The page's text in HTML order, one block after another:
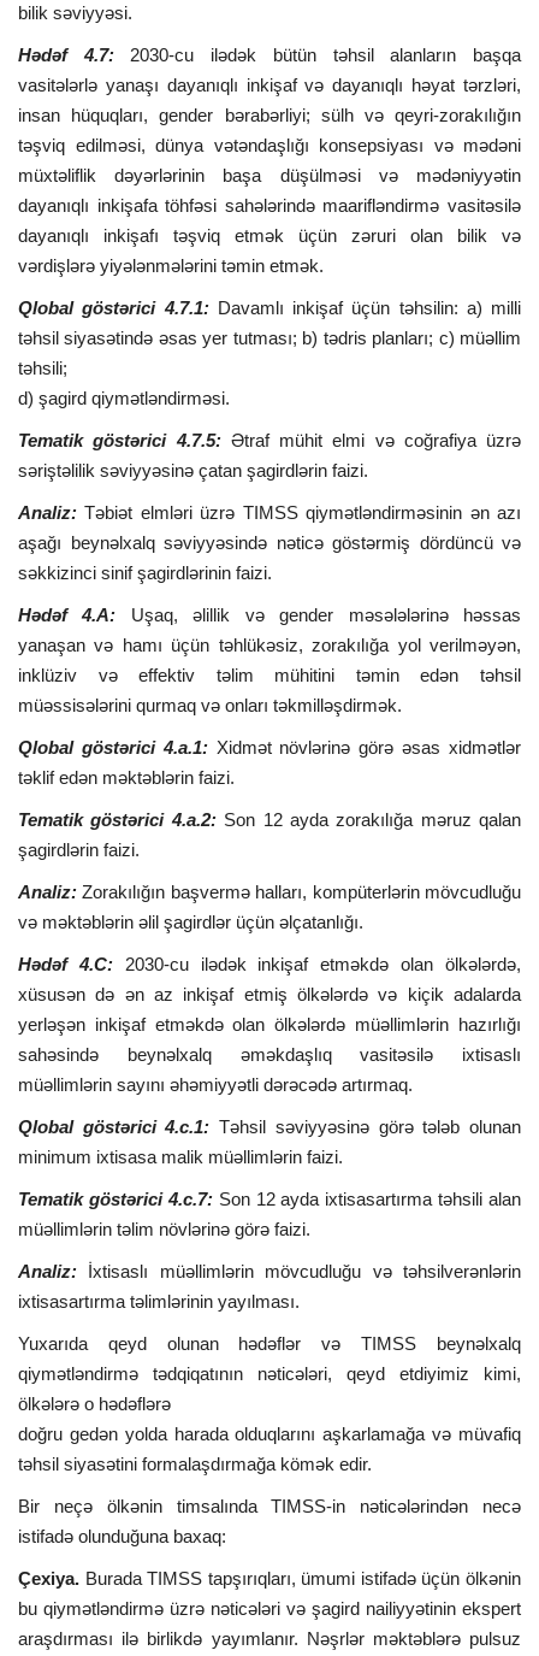
bilik səviyyəsi.
Hədəf 4.7:2030-cu ilədək bütün təhsil alanların başqa
vasitələrlə yanaşı dayanıqlı inkişaf və dayanıqlı həyat tərzləri,
insan hüquqları, gender bərabərliyi; sülh və qeyri-zorakılığın
təşviq edilməsi, dünya vətəndaşlığı konsepsiyası və mədəni
müxtəliflik dəyərlərinin başa düşülməsi və mədəniyyətin
dayanıqlı inkişafa töhfəsi sahələrində maarifləndirmə vasitəsilə
dayanıqlı inkişafı təşviq etmək üçün zəruri olan bilik və
vərdişlərə yiyələnmələrini təmin etmək.
Qlobal göstərici 4.7.1:Davamlı inkişaf üçün təhsilin: a) milli
təhsil siyasətində əsas yer tutması; b) tədris planları; c) müəllim
təhsili;
d) şagird qiymətləndirməsi.
Tematik göstərici 4.7.5:Ətraf mühit elmi və coğrafiya üzrə
səriştəlilik səviyyəsinə çatan şagirdlərin faizi.
Analiz: Təbiət elmləri üzrə TIMSS qiymətləndirməsinin ən azı
aşağı beynəlxalq səviyyəsində nəticə göstərmiş dördüncü və
səkkizinci sinif şagirdlərinin faizi.
Hədəf 4.A: Uşaq, əlillik və gender məsələlərinə həssas
yanaşan və hamı üçün təhlükəsiz, zorakılığa yol verilməyən,
inklüziv və effektiv təlim mühitini təmin edən təhsil
müəssisələrini qurmaq və onları təkmilləşdirmək.
Qlobal göstərici 4.a.1:Xidmət növlərinə görə əsas xidmətlər
təklif edən məktəblərin faizi.
Tematik göstərici 4.a.2:Son 12 ayda zorakılığa məruz qalan
şagirdlərin faizi.
Analiz: Zorakılığın başvermə halları, kompüterlərin mövcudluğu
və məktəblərin əlil şagirdlər üçün əlçatanlığı.
Hədəf 4.C:2030-cu ilədək inkişaf etməkdə olan ölkələrdə,
xüsusən də ən az inkişaf etmiş ölkələrdə və kiçik adalarda
yerləşən inkişaf etməkdə olan ölkələrdə müəllimlərin hazırlığı
sahəsində beynəlxalq əməkdaşlıq vasitəsilə ixtisaslı
müəllimlərin sayını əhəmiyyətli dərəcədə artırmaq.
Qlobal göstərici 4.c.1: Təhsil səviyyəsinə görə tələb olunan
minimum ixtisasa malik müəllimlərin faizi.
Tematik göstərici 4.c.7:Son 12 ayda ixtisasartırma təhsili alan
müəllimlərin təlim növlərinə görə faizi.
Analiz: İxtisaslı müəllimlərin mövcudluğu və təhsilverənlərin
ixtisasartırma təlimlərinin yayılması.
Yuxarıda qeyd olunan hədəflər və TIMSS beynəlxalq
qiymətləndirmə tədqiqatının nəticələri, qeyd etdiyimiz kimi,
ölkələrə o hədəflərə
doğru gedən yolda harada olduqlarını aşkarlamağa və müvafiq
təhsil siyasətini formalaşdırmağa kömək edir.
Bir neçə ölkənin timsalında TIMSS-in nəticələrindən necə
istifadə olunduğuna baxaq:
Çexiya. Burada TIMSS tapşırıqları, ümumi istifadə üçün ölkənin
bu qiymətləndirmə üzrə nəticələri və şagird nailiyyətinin ekspert
araşdırması ilə birlikdə yayımlanır. Nəşrlər məktəblərə pulsuz